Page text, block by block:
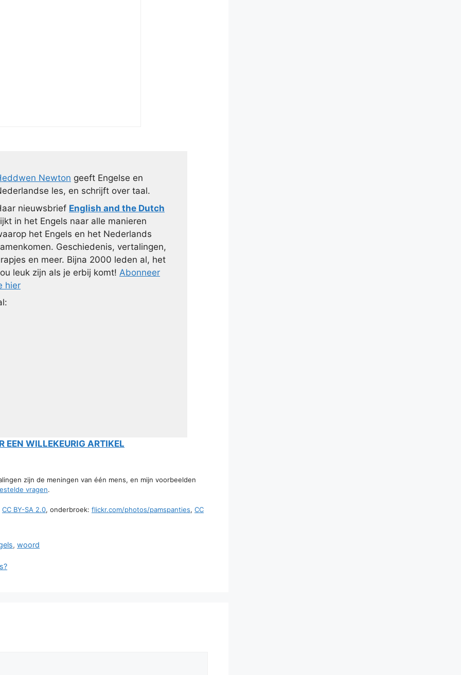
Newton geeft Engelse en
les, en schrijft over taal.
nieuwsbrief English and the Dutch
in het Engels naar alle manieren
het Engels en het Nederlands
Geschiedenis, vertalingen,
en meer. Bijna 2000 leden al, het
leuk zijn als je erbij komt! Abonneer
hier
EEN WILLEKEURIG ARTIKEL
zijn de meningen van één mens, en mijn voorbeelden
vragen.
CC BY-SA 2.0, onderbroek: flickr.com/photos/pamspanties, CC
,woord